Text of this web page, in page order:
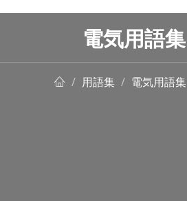
電気用語集
用語集 電気用語集